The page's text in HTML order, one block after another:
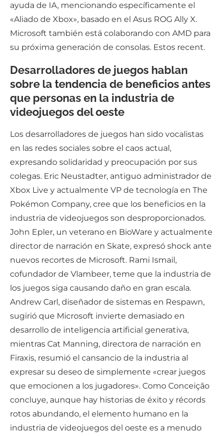
ayuda de IA, mencionando específicamente el
«Aliado de Xbox», basado en el Asus ROG Ally X.
Microsoft también está colaborando con AMD para
su próxima generación de consolas. Estos recent.
Desarrolladores de juegos hablan
sobre la tendencia de beneficios antes
que personas en la industria de
videojuegos del oeste
Los desarrolladores de juegos han sido vocalistas
en las redes sociales sobre el caos actual,
expresando solidaridad y preocupación por sus
colegas. Eric Neustadter, antiguo administrador de
Xbox Live y actualmente VP de tecnología en The
Pokémon Company, cree que los beneficios en la
industria de videojuegos son desproporcionados.
John Epler, un veterano en BioWare y actualmente
director de narración en Skate, expresó shock ante
nuevos recortes de Microsoft. Rami Ismail,
cofundador de Vlambeer, teme que la industria de
los juegos siga causando daño en gran escala.
Andrew Carl, diseñador de sistemas en Respawn,
sugirió que Microsoft invierte demasiado en
desarrollo de inteligencia artificial generativa,
mientras Cat Manning, directora de narración en
Firaxis, resumió el cansancio de la industria al
expresar su deseo de simplemente «crear juegos
que emocionen a los jugadores». Como Conceição
concluye, aunque hay historias de éxito y récords
rotos abundando, el elemento humano en la
industria de videojuegos del oeste es a menudo